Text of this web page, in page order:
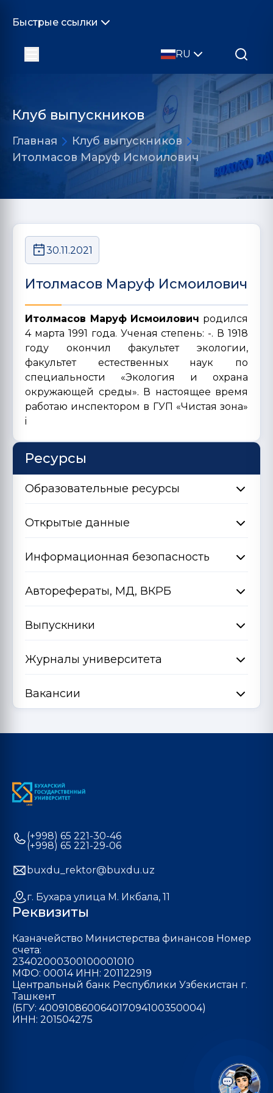
Быстрые ссылки
RU
Клуб выпускников
Главная
Клуб выпускников
Итолмасов Маруф Исмоилович
30.11.2021
Итолмасов Маруф Исмоилович
Итолмасов Маруф Исмоилович родился
4 марта 1991 года. Ученая степень: -. В 1918
году окончил факультет экологии,
факультет естественных наук по
специальности «Экология и охрана
окружающей среды». В настоящее время
работаю инспектором в ГУП «Чистая зона»
i
Ресурсы
Образовательные ресурсы
Открытые данные
Информационная безопасность
Авторефераты, МД, ВКРБ
Выпускники
Журналы университета
Вакансии
(+998) 65 221-30-46
(+998) 65 221-29-06
buxdu_rektor@buxdu.uz
г. Бухара улица М. Икбала, 11
Реквизиты
Казначейство Министерства финансов Номер
счета:
23402000300100001010
МФО: 00014 ИНН: 201122919
Центральный банк Республики Узбекистан г.
Ташкент
(БГУ: 400910860064017094100350004)
ИНН: 201504275